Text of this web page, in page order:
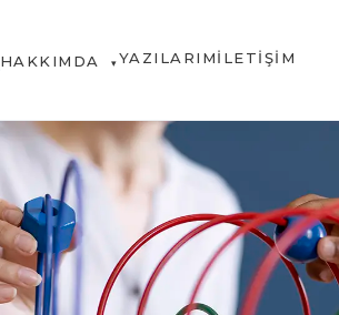
HAKKIMDA ▾YAZILARIMİLETIŞIM